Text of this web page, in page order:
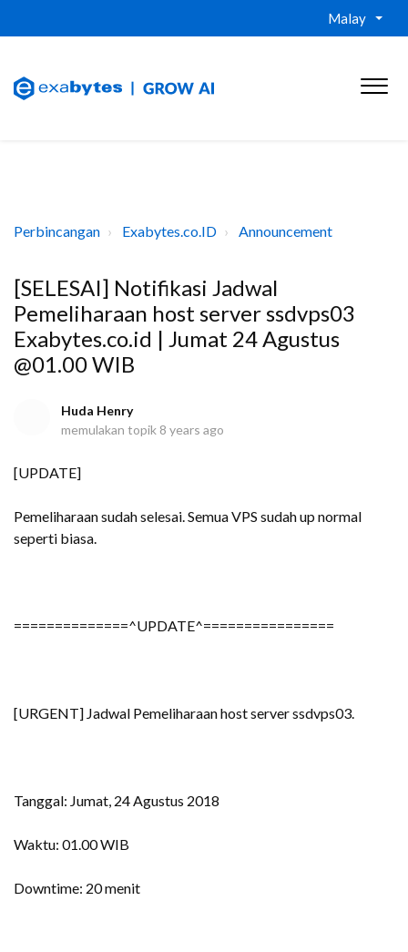
Malay
Perbincangan Exabytes.co.ID Announcement
[SELESAI] Notifikasi Jadwal
Pemeliharaan host server ssdvps03
Exabytes.co.id | Jumat 24 Agustus
@01.00 WIB
Huda Henry
memulakan topik 8 years ago
[UPDATE]
Pemeliharaan sudah selesai. Semua VPS sudah up normal
seperti biasa.
==============^UPDATE^================
[URGENT] Jadwal Pemeliharaan host server ssdvps03.
Tanggal: Jumat, 24 Agustus 2018
Waktu: 01.00 WIB
Downtime: 20 menit